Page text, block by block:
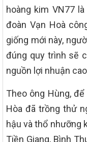
hoàng kim VN77
đoàn Vạn Hoà
giống mới này,
đúng quy trình sẽ
nguồn lợi nhuận
Theo ông Hùng,
Hòa đã trồng thử
hậu và thổ nhưỡng
Tiền Giang, Bình